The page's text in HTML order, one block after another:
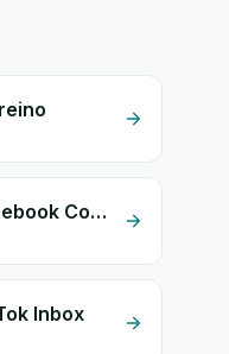
Google Sheets + Facebook Commerce
Inbox